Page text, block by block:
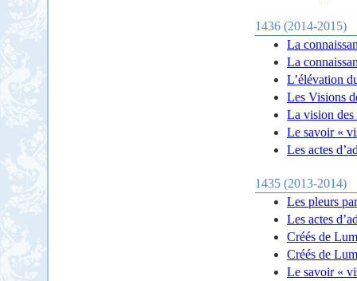
1436 (2014-2015)
La
La
L’élévation
Les Visions
La vision des
Le savoir «
Les actes
1435 (2013-2014)
Les pleurs
Les actes
Créés de
Créés de
Le savoir «